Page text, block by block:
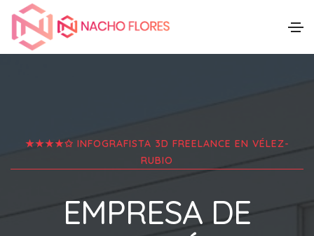
★★★★✩ INFOGRAFISTA 3D FREELANCE EN VÉLEZ-
RUBIO
EMPRESA DE